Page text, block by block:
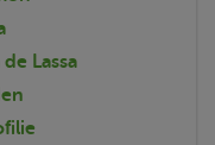
de Lassa